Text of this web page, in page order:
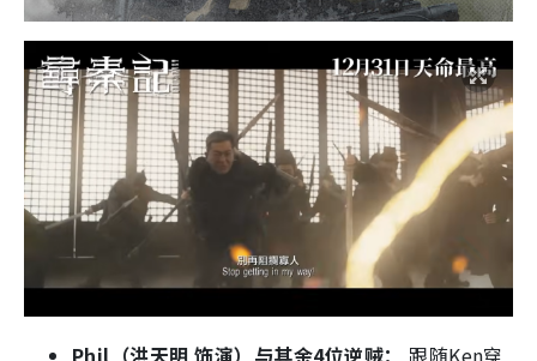
Phil（洪天明 饰演）与其余4位逆贼： 跟随Ken穿
伏击，而Phil等人亦没能逃过嬴政的格杀令。